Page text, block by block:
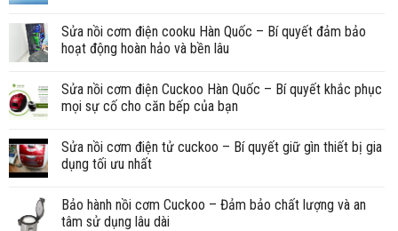
Sửa nồi cơm điện cooku Hàn Quốc – Bí quyết đảm bảo
hoạt động hoàn hảo và bền lâu
Sửa nồi cơm điện Cuckoo Hàn Quốc – Bí quyết khắc phục
mọi sự cố cho căn bếp của bạn
Sửa nồi cơm điện tử cuckoo – Bí quyết giữ gìn thiết bị gia
dụng tối ưu nhất
Bảo hành nồi cơm Cuckoo – Đảm bảo chất lượng và an
tâm sử dụng lâu dài